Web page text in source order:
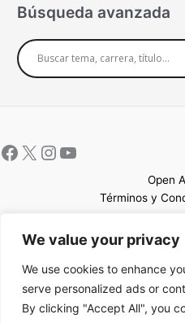
We value your privacy
We use cookies to enhance
serve personalized ads or
By clicking "Accept All", you
Búsqueda avanzada
Open
Términos y
Copyright © 2026 UCEM